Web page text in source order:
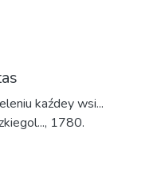
kaźdey wsi...
1780.